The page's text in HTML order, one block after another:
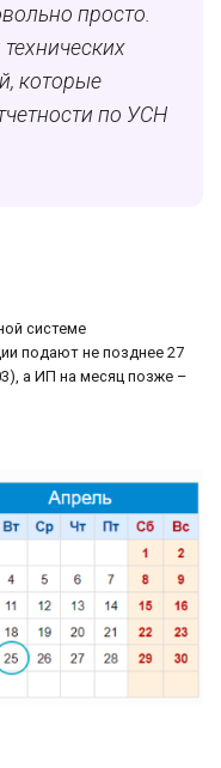
просто.
которые
по УСН
системе
подают не позднее 27
а ИП на месяц позже –